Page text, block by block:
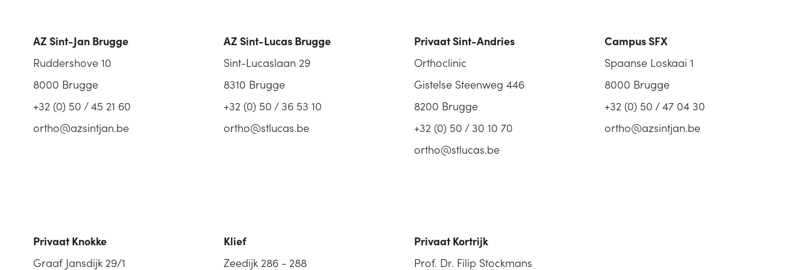
AZ Sint-Jan Brugge
Ruddershove 10
8000 Brugge
+32 (0) 50 / 45 21 60
ortho@azsintjan.be
AZ Sint-Lucas Brugge
Sint-Lucaslaan 29
8310 Brugge
+32 (0) 50 / 36 53 10
ortho@stlucas.be
Privaat Sint-Andries
Orthoclinic
Gistelse Steenweg 446
8200 Brugge
+32 (0) 50 / 30 10 70
ortho@stlucas.be
Campus SFX
Spaanse Loskaai 1
8000 Brugge
+32 (0) 50 / 47 04 30
ortho@azsintjan.be
Privaat Knokke
Graaf Jansdijk 29/1
Klief
Zeedijk 286 - 288
Privaat Kortrijk
Prof. Dr. Filip Stockmans